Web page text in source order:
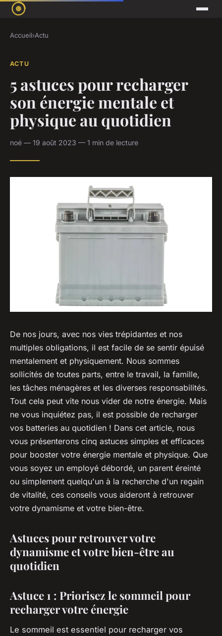
Accueil›Actu
ACTU
5 astuces pour recharger
son énergie mentale et
physique au quotidien
noé — 19 août 2023 — 1 min de lecture
De nos jours, avec nos vies trépidantes et nos
multiples obligations, il est facile de se sentir épuisé
mentalement et physiquement. Nous sommes
sollicités de toutes parts, entre le travail, la famille,
les tâches ménagères et les diverses responsabilités.
Tout cela peut vite nous vider de notre énergie. Mais
ne vous inquiétez pas, il est possible de recharger
vos batteries au quotidien ! Dans cet article, nous
vous présenterons cinq astuces simples et efficaces
pour booster votre énergie mentale et physique. Que
vous soyez un employé débordé, un parent éreinté
ou simplement quelqu'un à la recherche d'un regain
de vitalité, ces conseils vous aideront à retrouver
votre dynamisme et votre bien-être.
Astuces pour retrouver votre
dynamisme et votre bien-être au
quotidien
Astuce 1 : Priorisez le sommeil pour
recharger votre énergie
Le sommeil est essentiel pour recharger vos